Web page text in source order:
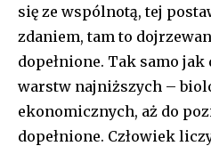
się ze wspólnotą, tej
zdaniem, tam to
dopełnione. Tak samo
warstw najniższych –
ekonomicznych, aż do
dopełnione. Człowiek